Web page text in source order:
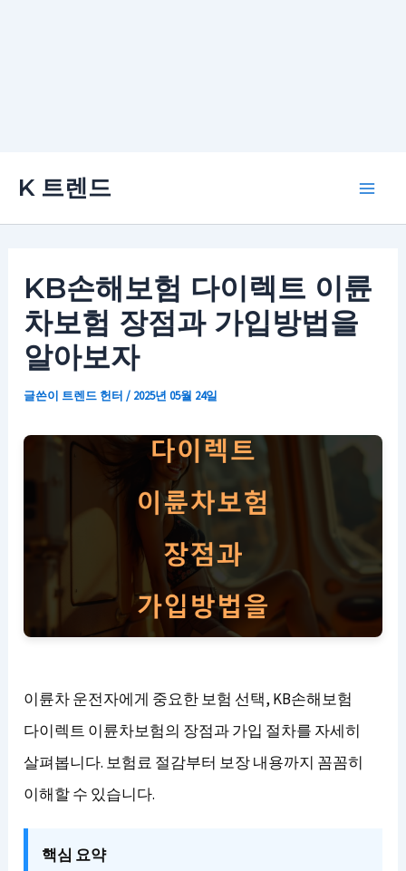
K 트렌드
KB손해보험 다이렉트 이륜
차보험 장점과 가입방법을
알아보자
글쓴이 트렌드 헌터/ 2025년 05월 24일
이륜차 운전자에게 중요한 보험 선택, KB손해보험
다이렉트 이륜차보험의 장점과 가입 절차를 자세히
살펴봅니다. 보험료 절감부터 보장 내용까지 꼼꼼히
이해할 수 있습니다.
핵심 요약